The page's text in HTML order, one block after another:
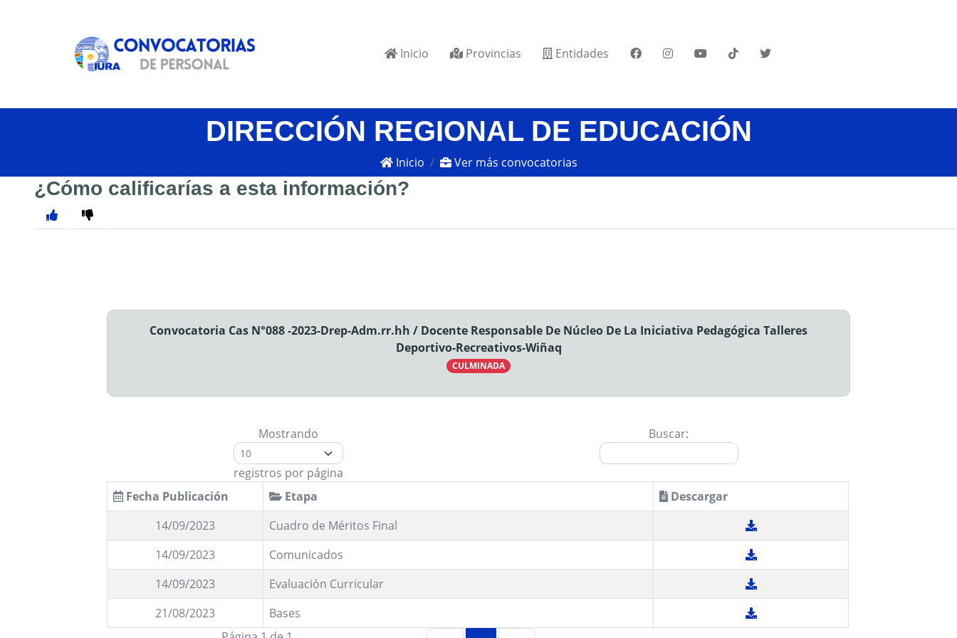
Inicio Provincias Entidades
DIRECCIÓN REGIONAL DE EDUCACIÓN
Inicio Ver más convocatorias
¿Cómo calificarías a esta información?
Convocatoria Cas N°088 -2023-Drep-Adm.rr.hh / Docente Responsable De Núcleo De La Iniciativa Pedagógica Talleres
Deportivo-Recreativos-Wiñaq
CULMINADA
Mostrando
registros por página
Buscar:
Fecha Publicación Etapa
Descargar
14/09/2023
Cuadro de Méritos Final
14/09/2023
Comunicados
14/09/2023
Evaluación Curricular
21/08/2023
Bases